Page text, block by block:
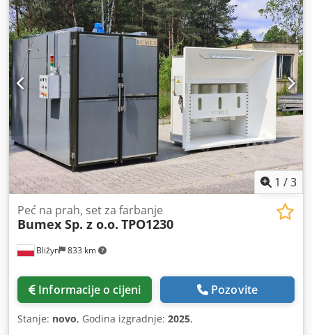
1 /3
Bliżyn 833 km
Peć na prah, set za farbanje
Bumex Sp. z o.o. TPO1230
Informacije o cijeni Pozovite
Stanje: novo, Godina izgradnje: 2025,